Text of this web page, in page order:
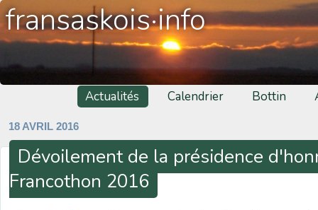
fransaskois·info
Actualités Calendrier Bottin
18 AVRIL 2016
Dévoilement de la présidence
Francothon 2016